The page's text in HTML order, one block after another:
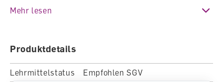
Dieser Artikel enthält 5 Arbeitshefte zu den
folgenden Themen:
Addition und Subtraktion
Multiplikation und Division
Grössen und Daten
Mehr lesen
Produktdetails
Lehrmittelstatus
Empfohlen SGV